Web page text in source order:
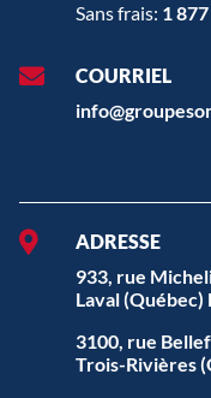
Sans frais: 1

COURRIEL

ADRESSE
933, rue
Laval (Québec)
3100, rue
Trois-Rivières